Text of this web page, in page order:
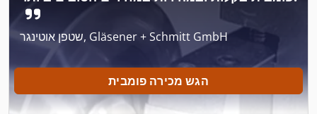
שטפן אוטינגר, Gläsener + Schmitt GmbH
הגש מכירה פומבית